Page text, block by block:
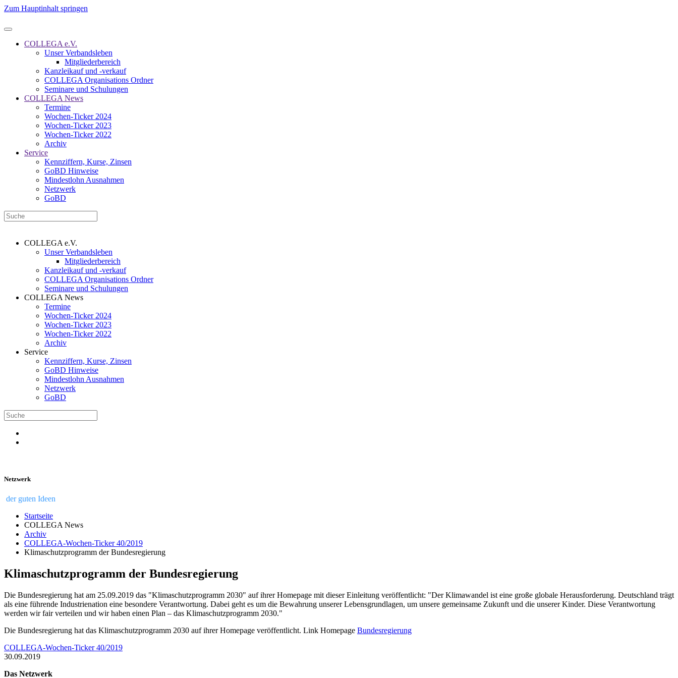
Zum Hauptinhalt springen
COLLEGA e.V.
Unser Verbandsleben
Mitgliederbereich
Kanzleikauf und -verkauf
COLLEGA Organisations Ordner
Seminare und Schulungen
COLLEGA News
Termine
Wochen-Ticker 2024
Wochen-Ticker 2023
Wochen-Ticker 2022
Archiv
Service
Kennziffern, Kurse, Zinsen
GoBD Hinweise
Mindestlohn Ausnahmen
Netzwerk
GoBD
COLLEGA e.V.
Unser Verbandsleben
Mitgliederbereich
Kanzleikauf und -verkauf
COLLEGA Organisations Ordner
Seminare und Schulungen
COLLEGA News
Termine
Wochen-Ticker 2024
Wochen-Ticker 2023
Wochen-Ticker 2022
Archiv
Service
Kennziffern, Kurse, Zinsen
GoBD Hinweise
Mindestlohn Ausnahmen
Netzwerk
GoBD
Netzwerk
der guten Ideen
Startseite
COLLEGA News
Archiv
COLLEGA-Wochen-Ticker 40/2019
Klimaschutzprogramm der Bundesregierung
Klimaschutzprogramm der Bundesregierung
Die Bundesregierung hat am 25.09.2019 das "Klimaschutzprogramm 2030" auf ihrer Homepage mit dieser Einleitung veröffentlicht: "Der Klimawandel ist eine große globale Herausforderung. Deutschland trägt
als eine führende Industrienation eine besondere Verantwortung. Dabei geht es um die Bewahrung unserer Lebensgrundlagen, um unsere gemeinsame Zukunft und die unserer Kinder. Diese Verantwortung
werden wir fair verteilen und wir haben einen Plan – das Klimaschutzprogramm 2030."
Die Bundesregierung hat das Klimaschutzprogramm 2030 auf ihrer Homepage veröffentlicht. Link Homepage Bundesregierung
COLLEGA-Wochen-Ticker 40/2019
30.09.2019
Das Netzwerk